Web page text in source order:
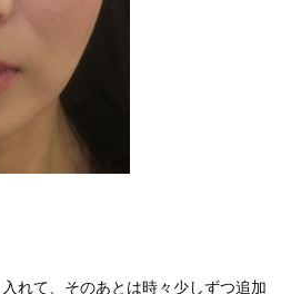
れて、そのあとは時々少しずつ追加